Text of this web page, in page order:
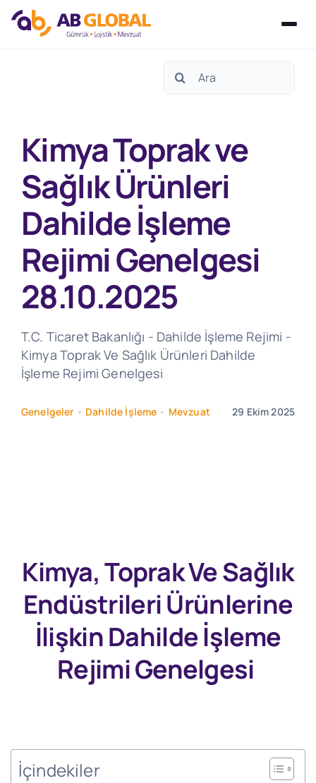
Search
Kimya Toprak ve
Sağlık Ürünleri
Dahilde İşleme
Rejimi Genelgesi
28.10.2025
T.C. Ticaret Bakanlığı - Dahilde İşleme Rejimi -
Kimya Toprak Ve Sağlık Ürünleri Dahilde
İşleme Rejimi Genelgesi
Genelgeler • Dahilde İşleme • Mevzuat 29 Ekim 2025
Kimya, Toprak Ve Sağlık
Endüstrileri Ürünlerine
İlişkin Dahilde İşleme
Rejimi Genelgesi
İçindekiler